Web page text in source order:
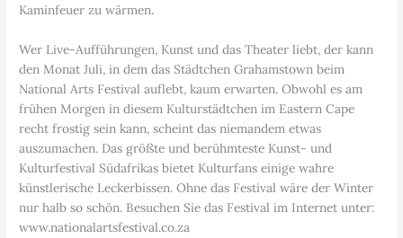
Kaminfeuer zu wärmen.
Wer Live-Aufführungen, Kunst und das Theater liebt, der kann
den Monat Juli, in dem das Städtchen Grahamstown beim
National Arts Festival auflebt, kaum erwarten. Obwohl es am
frühen Morgen in diesem Kulturstädtchen im Eastern Cape
recht frostig sein kann, scheint das niemandem etwas
auszumachen. Das größte und berühmteste Kunst- und
Kulturfestival Südafrikas bietet Kulturfans einige wahre
künstlerische Leckerbissen. Ohne das Festival wäre der Winter
nur halb so schön. Besuchen Sie das Festival im Internet unter:
www.nationalartsfestival.co.za